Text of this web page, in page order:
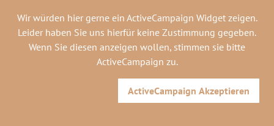
Wir würden hier gerne ein ActiveCampaign Widgetzeigen.
Leider haben Sie uns hierfür keine Zustimmung gegeben.
Wenn Sie diesen anzeigen wollen, stimmen sie bitte
ActiveCampaign zu.
ActiveCampaign Akzeptieren